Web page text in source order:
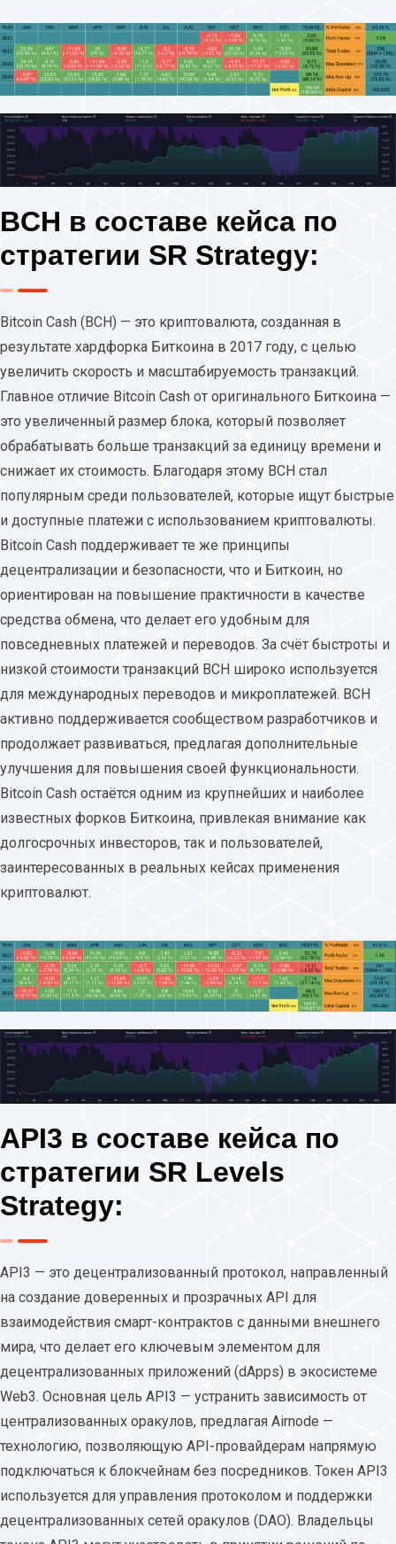
BCH в составе кейса по
стратегии SR Strategy:
Bitcoin Cash (BCH) — это криптовалюта, созданная в
результате хардфорка Биткоина в 2017 году, с целью
увеличить скорость и масштабируемость транзакций.
Главное отличие Bitcoin Cash от оригинального Биткоина —
это увеличенный размер блока, который позволяет
обрабатывать больше транзакций за единицу времени и
снижает их стоимость. Благодаря этому BCH стал
популярным среди пользователей, которые ищут быстрые
и доступные платежи с использованием криптовалюты.
Bitcoin Cash поддерживает те же принципы
децентрализации и безопасности, что и Биткоин, но
ориентирован на повышение практичности в качестве
средства обмена, что делает его удобным для
повседневных платежей и переводов. За счёт быстроты и
низкой стоимости транзакций BCH широко используется
для международных переводов и микроплатежей. BCH
активно поддерживается сообществом разработчиков и
продолжает развиваться, предлагая дополнительные
улучшения для повышения своей функциональности.
Bitcoin Cash остаётся одним из крупнейших и наиболее
известных форков Биткоина, привлекая внимание как
долгосрочных инвесторов, так и пользователей,
заинтересованных в реальных кейсах применения
криптовалют.
API3 в составе кейса по
стратегии SR Levels
Strategy:
API3 — это децентрализованный протокол, направленный
на создание доверенных и прозрачных API для
взаимодействия смарт-контрактов с данными внешнего
мира, что делает его ключевым элементом для
децентрализованных приложений (dApps) в экосистеме
Web3. Основная цель API3 — устранить зависимость от
централизованных оракулов, предлагая Airnode —
технологию, позволяющую API-провайдерам напрямую
подключаться к блокчейнам без посредников. Токен API3
используется для управления протоколом и поддержки
децентрализованных сетей оракулов (DAO). Владельцы